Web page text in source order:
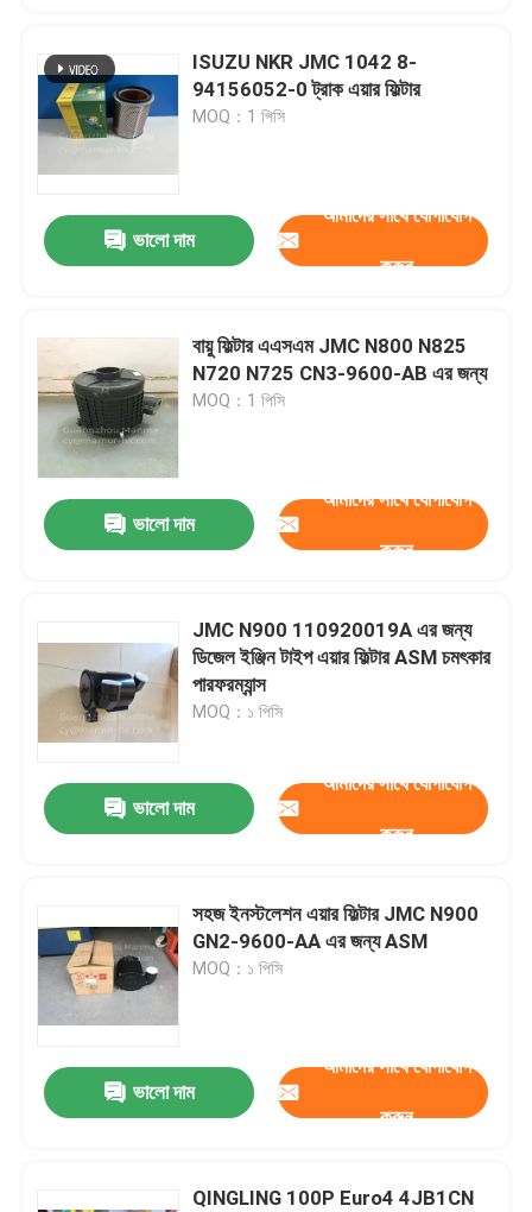
ISUZU NKR JMC 1042 8-
94156052-0 ট্রাক এয়ার ফিল্টার
MOQ：1 পিসি
ভালো দাম
আমাদের সাথে যোগাযোগ
করুন
বায়ু ফিল্টার এএসএম JMC N800 N825
N720 N725 CN3-9600-AB এর জন্য
MOQ：1 পিসি
ভালো দাম
আমাদের সাথে যোগাযোগ
করুন
JMC N900 110920019A এর জন্য
ডিজেল ইঞ্জিন টাইপ এয়ার ফিল্টার ASM চমৎকার
পারফরম্যান্স
MOQ：১ পিসি
ভালো দাম
আমাদের সাথে যোগাযোগ
করুন
সহজ ইনস্টলেশন এয়ার ফিল্টার JMC N900
GN2-9600-AA এর জন্য ASM
MOQ：১ পিসি
ভালো দাম
আমাদের সাথে যোগাযোগ
করুন
QINGLING 100P Euro4 4JB1CN